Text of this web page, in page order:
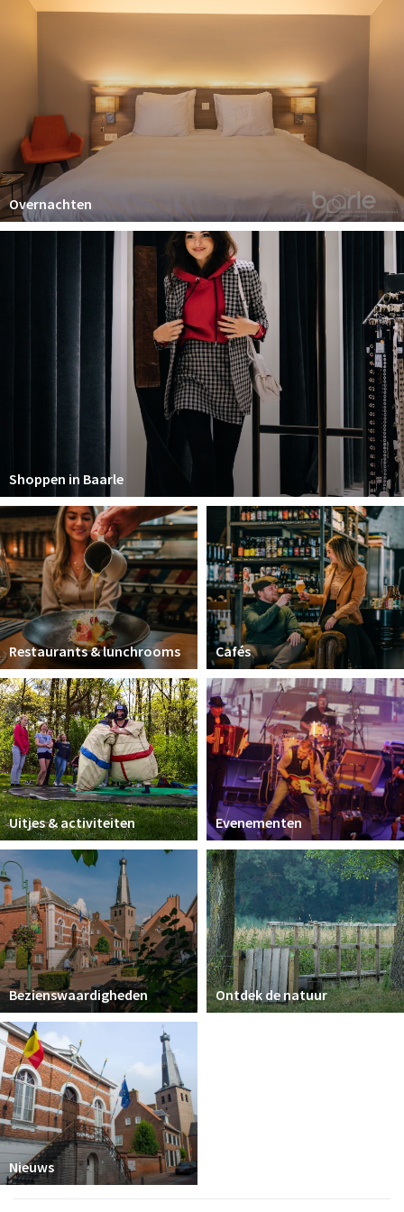
Partner worden
Inloggen
Overnachten
Shoppen in Baarle
Restaurants & lunchrooms Cafés
Uitjes & activiteiten Evenementen
Bezienswaardigheden Ontdek de natuur
Nieuws